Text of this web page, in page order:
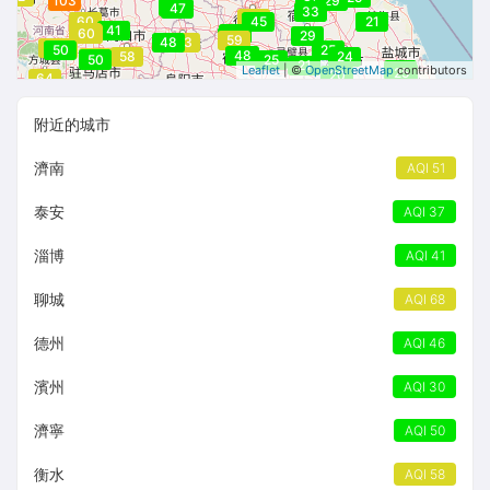
58
29
55
48
47
25
45
48 24
60 53
47
41
25
60
25
59
21
51
55
20
68
46
48
21
60
48
64
44
25
33
50
50
Leaflet| ©OpenStreetMapcontributors
附近的城市
濟南 AQI 51
泰安 AQI 37
淄博 AQI 41
聊城 AQI 68
德州 AQI 46
濱州 AQI 30
濟寧 AQI 50
衡水 AQI 58